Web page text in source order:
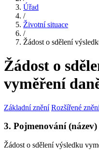
Úřad
/
Životní situace
/
Žádost o sdělení
Žádost o
vyměření
Základní znění Rozšířené
3. Pojmenování
Žádost o sdělení výsledku